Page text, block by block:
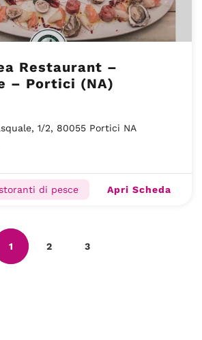
Restaurant –
– Portici (NA)
1/2, 80055 Portici NA
di pesce Apri Scheda
1 2 3